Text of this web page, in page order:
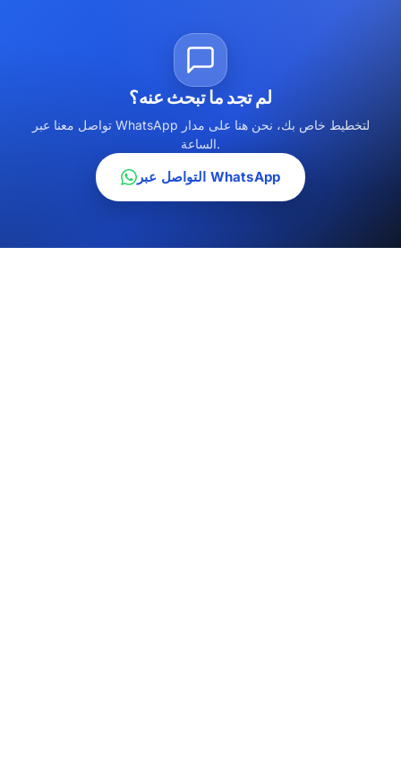
لم تجد ما تبحث عنه؟
تواصل معنا عبر WhatsApp لتخطيط خاص بك، نحن هنا على مدار
الساعة.
التواصل عبر WhatsApp